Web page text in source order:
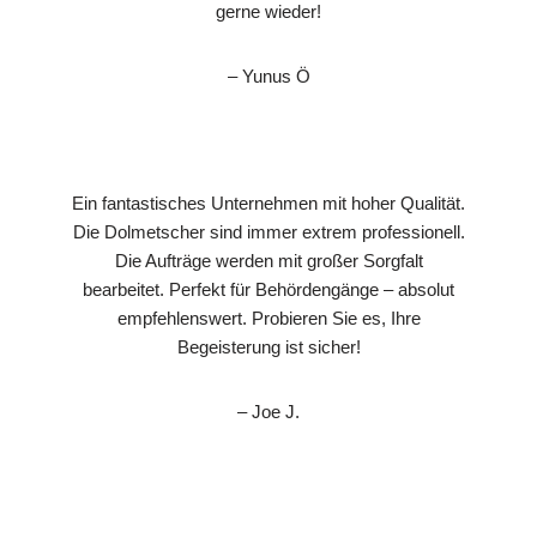
gerne wieder!
– Yunus Ö
Ein fantastisches Unternehmen mit hoher Qualität.
Die Dolmetscher sind immer extrem professionell.
Die Aufträge werden mit großer Sorgfalt
bearbeitet. Perfekt für Behördengänge – absolut
empfehlenswert. Probieren Sie es, Ihre
Begeisterung ist sicher!
– Joe J.